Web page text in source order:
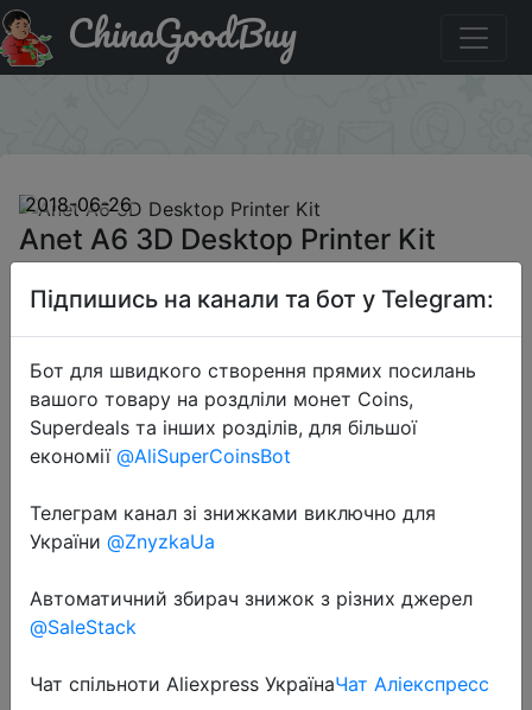
Код на знижку GBmid-year22 Anet A6 3D Desktop Printer
Kit
ChinaGoodBuy
2018-06-26
Anet A6 3D Desktop Printer Kit
$169.99
Промокод:"GBmid-year22"
Перейти до магазину
Додаткова інформація відсутня.
каналі:
Підпишись на канали та бот у Telegram:
Бот для швидкого створення прямих посилань
вашого товару на роздліли монет Coins,
Superdeals та інших розділів, для більшої
економії @AliSuperCoinsBot
Телеграм канал зі знижками виключно для
України @ZnyzkaUa
Автоматичний збирач знижок з різних джерел
@SaleStack
Чат спільноти Aliexpress УкраїнаЧат Аліекспресс